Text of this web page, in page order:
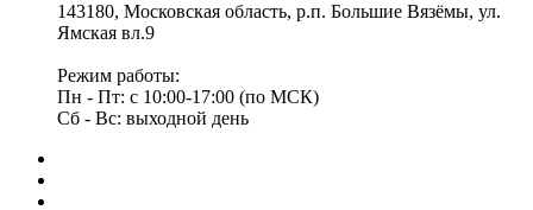
143180, Московская область, р.п. Большие Вязёмы, ул.
Ямская вл.9
Режим работы:
Пн - Пт: с 10:00-17:00 (по МСК)
Сб - Вс: выходной день